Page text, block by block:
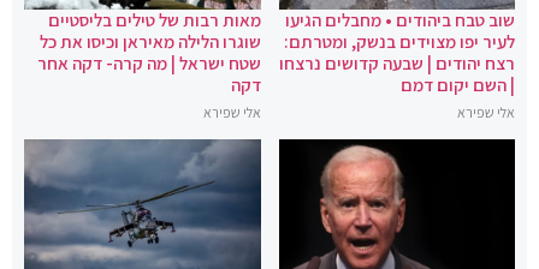
שוב טבח ביהודים • מחבלים הגיעו
לעיר יפו מצוידים בנשק, ומטרתם:
רצח יהודים | שבעה קדושים נרצחו
| השם יקום דמם
אלי שפירא
מאות רבות של טילים בליסטיים
שוגרו הלילה מאיראן וכיסו את כל
שטח ישראל | מה קרה- דקה אחר
דקה
אלי שפירא